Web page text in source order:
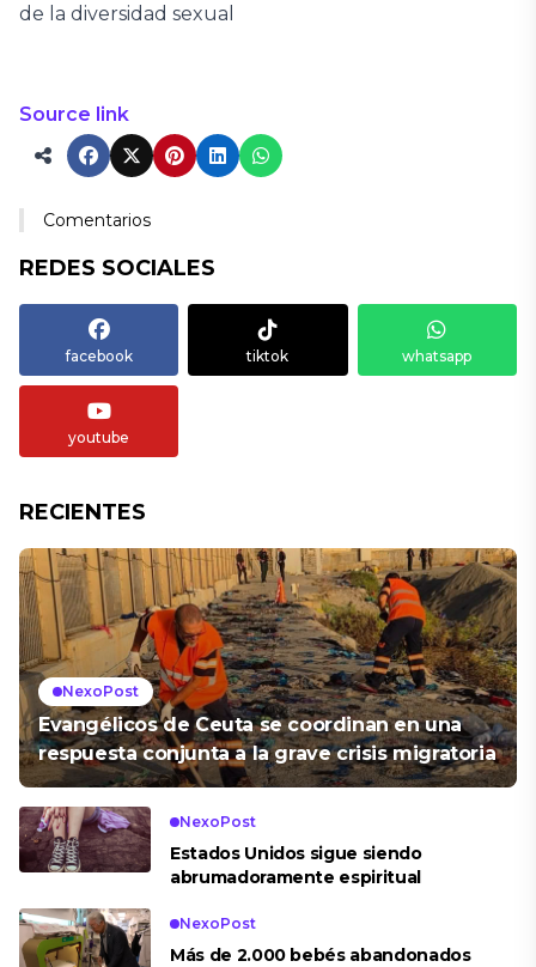
de la diversidad sexual
Source link
Comentarios
REDES SOCIALES
facebook tiktok whatsapp
youtube
RECIENTES
NexoPost
Evangélicos de Ceuta se coordinan en una
respuesta conjunta a la grave crisis migratoria
NexoPost
Estados Unidos sigue siendo
abrumadoramente espiritual
NexoPost
Más de 2.000 bebés abandonados